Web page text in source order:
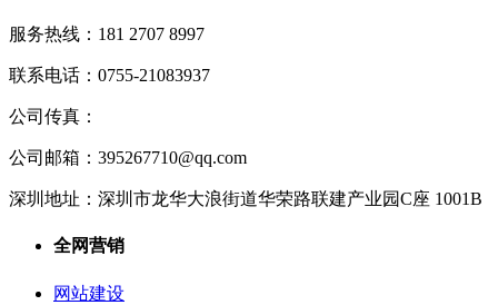
服务热线： 181 2707 8997
联系电话： 0755-21083937
公司传真：
公司邮箱： 395267710@qq.com
深圳地址： 深圳市龙华大浪街道华荣路联建产业园C座 1001B
全网营销
网站建设